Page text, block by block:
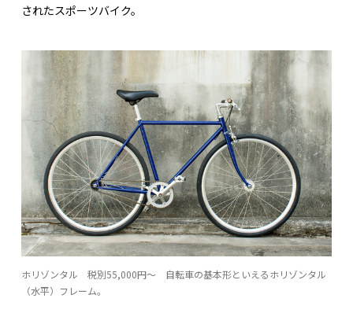
されたスポーツバイク。
ホリゾンタル 税別55,000円〜 自転車の基本形といえるホリゾンタル
（水平）フレーム。